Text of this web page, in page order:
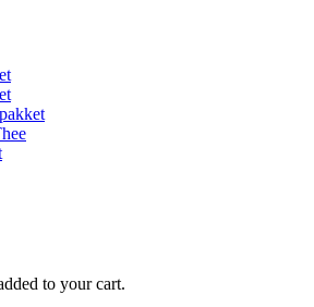
to your cart.